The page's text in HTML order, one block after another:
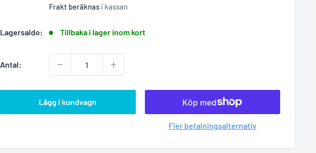
Frakt beräknas i kassan
Lagersaldo: Tillbaka i lager inom kort
Antal:
Lägg i kundvagn
Fler betalningsalternativ